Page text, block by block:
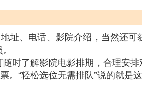
址、电话、影院介绍，当然还可
时了解影院电影排期，合理安排
“轻松选位无需排队”说的就是这